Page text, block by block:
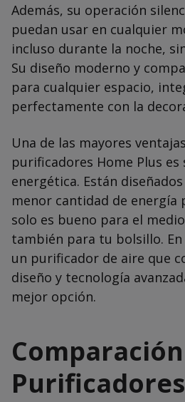
Además, su operación
puedan usar en cualquier
incluso durante la noche,
Su diseño moderno y
para cualquier espacio,
perfectamente con la
Una de las mayores
purificadores Home Plus es
energética. Están
menor cantidad de energía
solo es bueno para el
también para tu bolsillo. En
un purificador de aire que
diseño y tecnología
mejor opción.